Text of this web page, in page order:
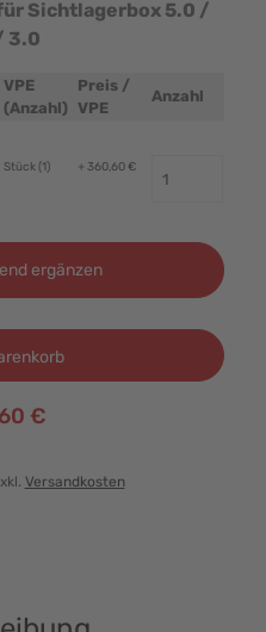
Sichtlagerbox 5.0 /
3.0
VPE
(Anzahl)
Preis /
VPE
Anzahl
Stück (1) + 360,60 €
ergänzen
€
Versandkosten